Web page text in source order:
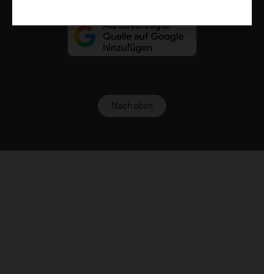
Nach oben